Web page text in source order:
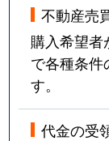
不動産売
購入希望者
で各種条件
す。
代金の受